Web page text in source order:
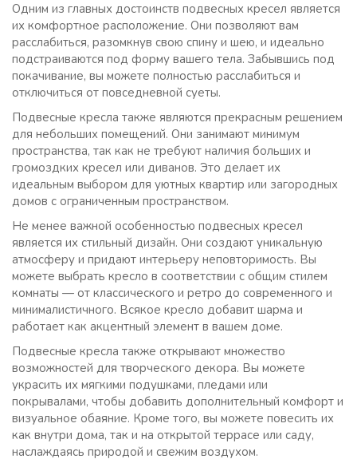
Одним из главных достоинств подвесных кресел является
их комфортное расположение. Они позволяют вам
расслабиться, разомкнув свою спину и шею, и идеально
подстраиваются под форму вашего тела. Забывшись под
покачивание, вы можете полностью расслабиться и
отключиться от повседневной суеты.
Подвесные кресла также являются прекрасным решением
для небольших помещений. Они занимают минимум
пространства, так как не требуют наличия больших и
громоздких кресел или диванов. Это делает их
идеальным выбором для уютных квартир или загородных
домов с ограниченным пространством.
Не менее важной особенностью подвесных кресел
является их стильный дизайн. Они создают уникальную
атмосферу и придают интерьеру неповторимость. Вы
можете выбрать кресло в соответствии с общим стилем
комнаты — от классического и ретро до современного и
минималистичного. Всякое кресло добавит шарма и
работает как акцентный элемент в вашем доме.
Подвесные кресла также открывают множество
возможностей для творческого декора. Вы можете
украсить их мягкими подушками, пледами или
покрывалами, чтобы добавить дополнительный комфорт и
визуальное обаяние. Кроме того, вы можете повесить их
как внутри дома, так и на открытой террасе или саду,
наслаждаясь природой и свежим воздухом.